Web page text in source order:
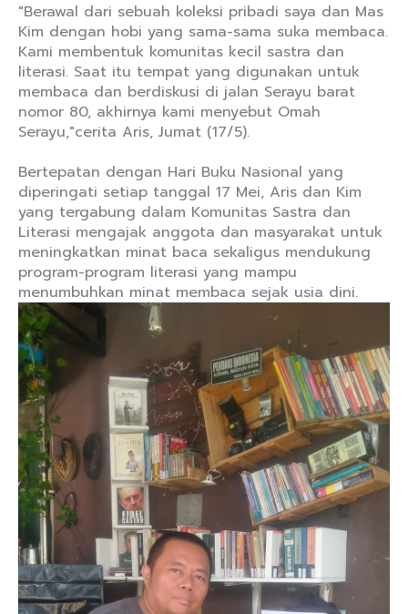
"Berawal dari sebuah koleksi pribadi saya dan Mas
Kim dengan hobi yang sama-sama suka membaca.
Kami membentuk komunitas kecil sastra dan
literasi. Saat itu tempat yang digunakan untuk
membaca dan berdiskusi di jalan Serayu barat
nomor 80, akhirnya kami menyebut Omah
Serayu,"cerita Aris, Jumat (17/5).
Bertepatan dengan Hari Buku Nasional yang
diperingati setiap tanggal 17 Mei, Aris dan Kim
yang tergabung dalam Komunitas Sastra dan
Literasi mengajak anggota dan masyarakat untuk
meningkatkan minat baca sekaligus mendukung
program-program literasi yang mampu
menumbuhkan minat membaca sejak usia dini.